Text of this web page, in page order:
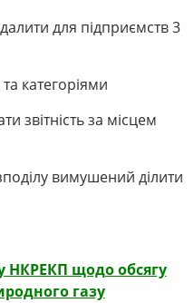
для підприємств 3
категоріями
за місцем
вимушений ділити
НКРЕКП щодо обсягу
газу